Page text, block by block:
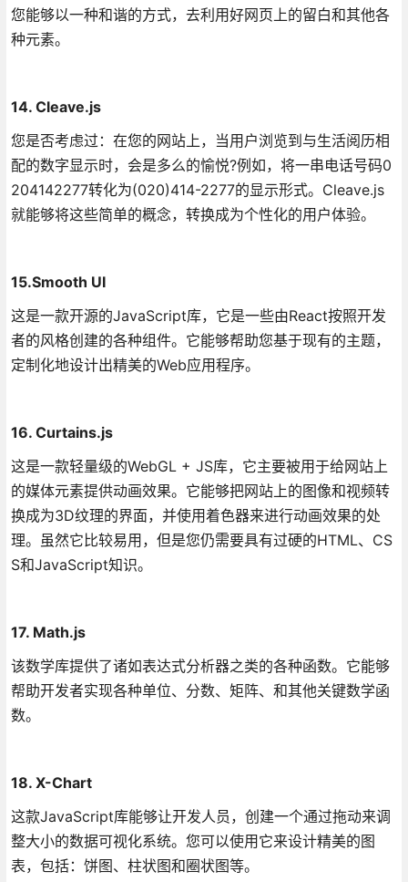
您能够以一种和谐的方式，去利用好网页上的留白和其他各
种元素。
14. Cleave.js
您是否考虑过：在您的网站上，当用户浏览到与生活阅历相
配的数字显示时，会是多么的愉悦?例如，将一串电话号码0
204142277转化为(020)414-2277的显示形式。Cleave.js
就能够将这些简单的概念，转换成为个性化的用户体验。
15.Smooth UI
这是一款开源的JavaScript库，它是一些由React按照开发
者的风格创建的各种组件。它能够帮助您基于现有的主题，
定制化地设计出精美的Web应用程序。
16. Curtains.js
这是一款轻量级的WebGL + JS库，它主要被用于给网站上
的媒体元素提供动画效果。它能够把网站上的图像和视频转
换成为3D纹理的界面，并使用着色器来进行动画效果的处
理。虽然它比较易用，但是您仍需要具有过硬的HTML、CS
S和JavaScript知识。
17. Math.js
该数学库提供了诸如表达式分析器之类的各种函数。它能够
帮助开发者实现各种单位、分数、矩阵、和其他关键数学函
数。
18. X-Chart
这款JavaScript库能够让开发人员，创建一个通过拖动来调
整大小的数据可视化系统。您可以使用它来设计精美的图
表，包括：饼图、柱状图和圈状图等。